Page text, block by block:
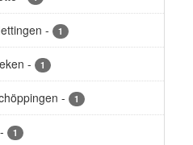
- 1
- 1
- 1
- 1